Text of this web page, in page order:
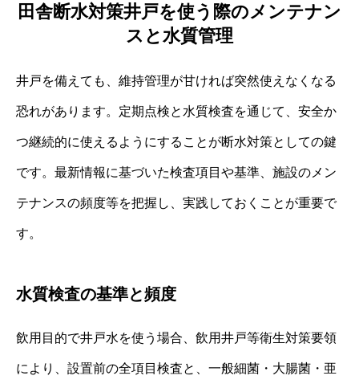
田舎断水対策井戸を使う際のメンテナン
スと水質管理
井戸を備えても、維持管理が甘ければ突然使えなくなる
恐れがあります。定期点検と水質検査を通じて、安全か
つ継続的に使えるようにすることが断水対策としての鍵
です。最新情報に基づいた検査項目や基準、施設のメン
テナンスの頻度等を把握し、実践しておくことが重要で
す。
水質検査の基準と頻度
飲用目的で井戸水を使う場合、飲用井戸等衛生対策要領
により、設置前の全項目検査と、一般細菌・大腸菌・亜